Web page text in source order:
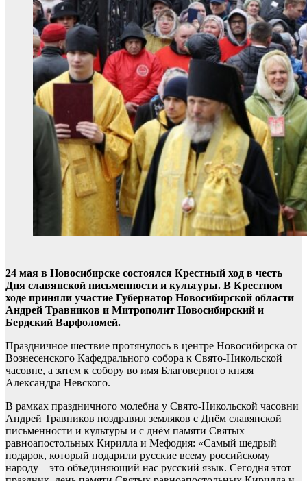
24 мая в Новосибирске состоялся Крестный ход в честь
Дня славянской письменности и культуры. В Крестном
ходе приняли участие Губернатор Новосибирской области
Андрей Травников и Митрополит Новосибирский и
Бердский Варфоломей.
Праздничное шествие протянулось в центре Новосибирска от
Вознесенского Кафедрального собора к Свято-Никольской
часовне, а затем к собору во имя Благоверного князя
Александра Невского.
В рамках праздничного молебна у Свято-Никольской часовни
Андрей Травников поздравил земляков с Днём славянской
письменности и культуры и с днём памяти Святых
равноапостольных Кирилла и Мефодия: «Самый щедрый
подарок, который подарили русские всему российскому
народу – это объединяющий нас русский язык. Сегодня этот